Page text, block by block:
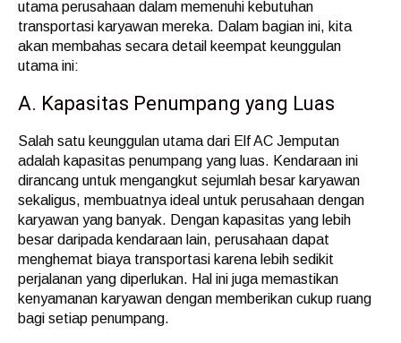
utama perusahaan dalam memenuhi kebutuhan
transportasi karyawan mereka. Dalam bagian ini, kita
akan membahas secara detail keempat keunggulan
utama ini:
A. Kapasitas Penumpang yang Luas
Salah satu keunggulan utama dari Elf AC Jemputan
adalah kapasitas penumpang yang luas. Kendaraan ini
dirancang untuk mengangkut sejumlah besar karyawan
sekaligus, membuatnya ideal untuk perusahaan dengan
karyawan yang banyak. Dengan kapasitas yang lebih
besar daripada kendaraan lain, perusahaan dapat
menghemat biaya transportasi karena lebih sedikit
perjalanan yang diperlukan. Hal ini juga memastikan
kenyamanan karyawan dengan memberikan cukup ruang
bagi setiap penumpang.